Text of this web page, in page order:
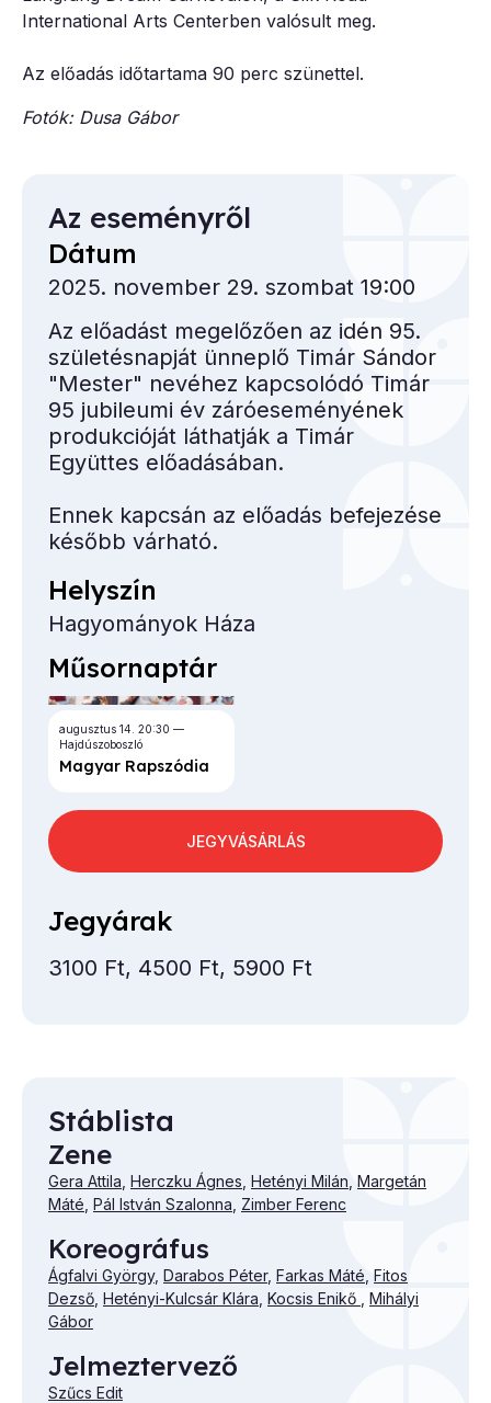
International Arts Centerben valósult meg.
Az előadás időtartama 90 perc szünettel.
Fotók: Dusa Gábor
Az eseményről
Dátum
2025. november 29. szombat 19:00
Az előadást megelőzően az idén 95.
születésnapját ünneplő Timár Sándor
"Mester" nevéhez kapcsolódó Timár
95 jubileumi év záróeseményének
produkcióját láthatják a Timár
Együttes előadásában.
Ennek kapcsán az előadás befejezése
később várható.
Helyszín
Hagyományok Háza
Műsornaptár
Ma­gyar Rap­szó­dia
augusztus 14. 20:30
Hajdúszoboszló
JEGYVÁSÁRLÁS
Jegyárak
3100 Ft, 4500 Ft, 5900 Ft
Stáblista
Zene
Gera Attila Herczku Ágnes Hetényi Milán Margetán
Máté Pál István Szalonna Zimber Ferenc
Koreográfus
Ágfalvi György, Darabos Péter, Farkas Máté Fitos
Dezső Hetényi-Kulcsár Klára Kocsis Enikő
Mihályi
Gábor
Jelmeztervező
Szűcs Edit